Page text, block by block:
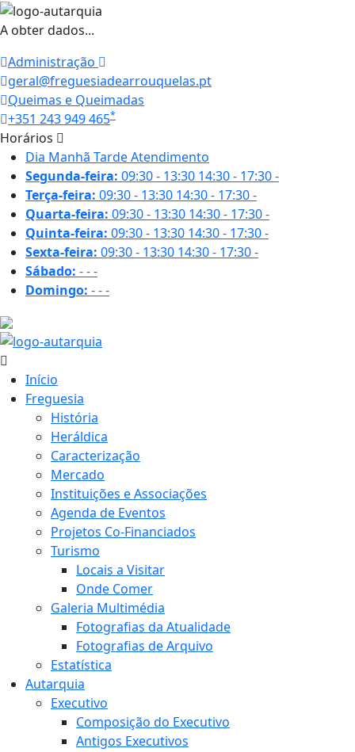
A obter dados...
Administração
geral@freguesiadearrouquelas.pt
Queimas e Queimadas
+351 243 949 465*
Horários
Dia Manhã TardeAtendimento
Segunda-feira: 09:30 - 13:30 14:30 - 17:30-
Terça-feira: 09:30 - 13:30 14:30 - 17:30-
Quarta-feira: 09:30 - 13:30 14:30 - 17:30-
Quinta-feira: 09:30 - 13:30 14:30 - 17:30-
Sexta-feira: 09:30 - 13:30 14:30 - 17:30-
Sábado: ---
Domingo: ---
Início
Freguesia
História
Heráldica
Caracterização
Mercado
Instituições e Associações
Agenda de Eventos
Projetos Co-Financiados
Turismo
Locais a Visitar
Onde Comer
Galeria Multimédia
Fotografias da Atualidade
Fotografias de Arquivo
Estatística
Autarquia
Executivo
Composição do Executivo
Antigos Executivos